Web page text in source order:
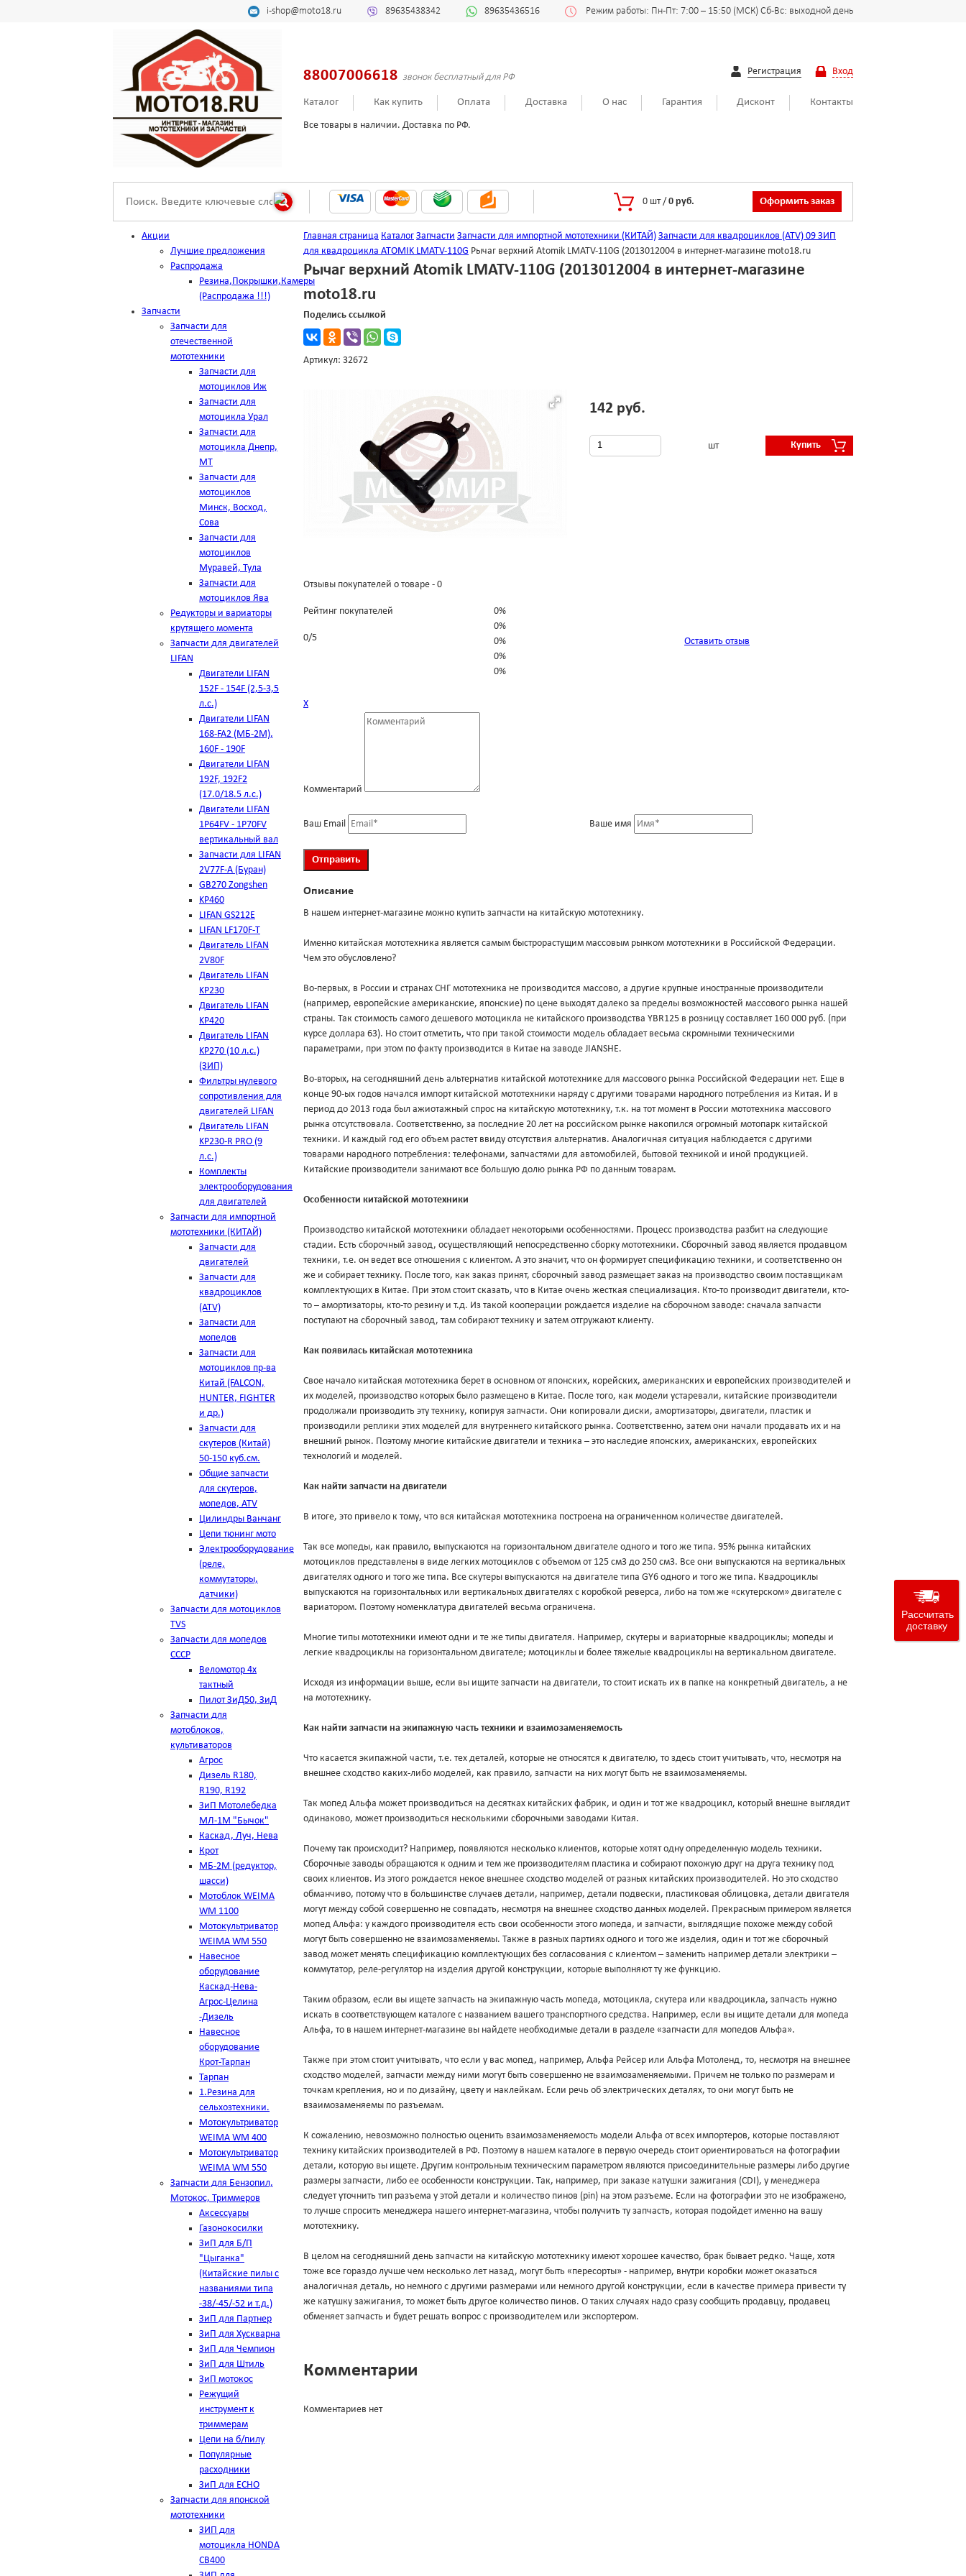
i-shop@moto18.ru 89635438342 89635436516 Режим работы: Пн-Пт: 7:00 – 15:50 (МСК) Сб-Вс: выходной день
88007006618 звонок бесплатный для РФ
Регистрация Вход
Каталог Как купить Оплата Доставка О нас Гарантия Дисконт Контакты
Все товары в наличии. Доставка по РФ.
0 шт / 0 руб. Оформить заказ
Акции
Лучшие предложения
Распродажа
Резина,Покрышки,Камеры
(Распродажа !!!)
Запчасти
Запчасти для
отечественной
мототехники
Запчасти для
мотоциклов Иж
Запчасти для
мотоцикла Урал
Запчасти для
мотоцикла Днепр,
МТ
Запчасти для
мотоциклов
Минск, Восход,
Сова
Запчасти для
мотоциклов
Муравей, Тула
Запчасти для
мотоциклов Ява
Редукторы и вариаторы
крутящего момента
Запчасти для двигателей
LIFAN
Двигатели LIFAN
152F - 154F (2,5-3,5
л.с.)
Двигатели LIFAN
168-FA2 (МБ-2М),
160F - 190F
Двигатели LIFAN
192F, 192F2
(17.0/18.5 л.с.)
Двигатели LIFAN
1Р64FV - 1Р70FV
вертикальный вал
Запчасти для LIFAN
2V77F-A (Буран)
GB270 Zongshen
KP460
LIFAN GS212E
LIFAN LF170F-T
Двигатель LIFAN
2V80F
Двигатель LIFAN
KP230
Двигатель LIFAN
KP420
Двигатель LIFAN
KP270 (10 л.с.)
(ЗИП)
Фильтры нулевого
сопротивления для
двигателей LIFAN
Двигатель LIFAN
KP230-R PRO (9
л.с.)
Комплекты
электрооборудования
для двигателей
Запчасти для импортной
мототехники (КИТАЙ)
Запчасти для
двигателей
Запчасти для
квадроциклов
(ATV)
Запчасти для
мопедов
Запчасти для
мотоциклов пр-ва
Китай (FALCON,
HUNTER, FIGHTER
и др.)
Запчасти для
скутеров (Китай)
50-150 куб.см.
Общие запчасти
для скутеров,
мопедов, ATV
Цилиндры Ванчанг
Цепи тюнинг мото
Электрооборудование
(реле,
коммутаторы,
датчики)
Запчасти для мотоциклов
TVS
Запчасти для мопедов
СССР
Веломотор 4х
тактный
Пилот ЗиД50, ЗиД
Запчасти для
мотоблоков,
культиваторов
Агрос
Дизель R180,
R190, R192
ЗиП Мотолебедка
МЛ-1М "Бычок"
Каскад, Луч, Нева
Крот
МБ-2М (редуктор,
шасси)
Мотоблок WEIMA
WM 1100
Мотокультриватор
WEIMA WM 550
Навесное
оборудование
Каскад-Нева-
Агрос-Целина
-Дизель
Навесное
оборудование
Крот-Тарпан
Тарпан
1.Резина для
сельхозтехники.
Мотокультриватор
WEIMA WM 400
Мотокультриватор
WEIMA WM 550
Запчасти для Бензопил,
Мотокос, Триммеров
Аксессуары
Газонокосилки
ЗиП для Б/П
"Цыганка"
(Китайские пилы с
названиями типа
-38/-45/-52 и т.д.)
ЗиП для Партнер
ЗиП для Хускварна
ЗиП для Чемпион
ЗиП для Штиль
ЗиП мотокос
Режущий
инструмент к
триммерам
Цепи на б/пилу
Популярные
расходники
ЗиП для ЕСНО
Запчасти для японской
мототехники
ЗИП для
мотоцикла HONDA
CB400
Главная страница Каталог Запчасти Запчасти для импортной мототехники (КИТАЙ) Запчасти для квадроциклов (ATV) 09 ЗИП
для квадроцикла ATOMIK LMATV-110G Рычаг верхний Atomik LMATV-110G (2013012004 в интернет-магазине moto18.ru
Рычаг верхний Atomik LMATV-110G (2013012004 в интернет-магазине
moto18.ru
Поделись ссылкой
Артикул: 32672
142 руб.
шт Купить
Отзывы покупателей о товаре - 0
Рейтинг покупателей
0/5
0%
0%
0%
0%
0%
Оставить отзыв
Х
Комментарий
Ваш Email Ваше имя
Описание
В нашем интернет-магазине можно купить запчасти на китайскую мототехнику.
Именно китайская мототехника является самым быстрорастущим массовым рынком мототехники в Российской Федерации.
Чем это обусловлено?
Во-первых, в России и странах СНГ мототехника не производится массово, а другие крупные иностранные производители
(например, европейские американские, японские) по цене выходят далеко за пределы возможностей массового рынка нашей
страны. Так стоимость самого дешевого мотоцикла не китайского производства YBR125 в розницу составляет 160 000 руб. (при
курсе доллара 63). Но стоит отметить, что при такой стоимости модель обладает весьма скромными техническими
параметрами, при этом по факту производится в Китае на заводе JIANSHE.
Во-вторых, на сегодняшний день альтернатив китайской мототехнике для массового рынка Российской Федерации нет. Еще в
конце 90-ых годов начался импорт китайской мототехники наряду с другими товарами народного потребления из Китая. И в
период до 2013 года был ажиотажный спрос на китайскую мототехнику, т.к. на тот момент в России мототехника массового
рынка отсутствовала. Соответственно, за последние 20 лет на российском рынке накопился огромный мотопарк китайской
техники. И каждый год его объем растет ввиду отсутствия альтернатив. Аналогичная ситуация наблюдается с другими
товарами народного потребления: телефонами, запчастями для автомобилей, бытовой техникой и иной продукцией.
Китайские производители занимают все большую долю рынка РФ по данным товарам.
Особенности китайской мототехники
Производство китайской мототехники обладает некоторыми особенностями. Процесс производства разбит на следующие
стадии. Есть сборочный завод, осуществляющий непосредственно сборку мототехники. Сборочный завод является продавцом
техники, т.е. он ведет все отношения с клиентом. А это значит, что он формирует спецификацию техники, и соответственно он
же и собирает технику. После того, как заказ принят, сборочный завод размещает заказ на производство своим поставщикам
комплектующих в Китае. При этом стоит сказать, что в Китае очень жесткая специализация. Кто-то производит двигатели, кто-
то – амортизаторы, кто-то резину и т.д. Из такой кооперации рождается изделие на сборочном заводе: сначала запчасти
поступают на сборочный завод, там собирают технику и затем отгружают клиенту.
Как появилась китайская мототехника
Свое начало китайская мототехника берет в основном от японских, корейских, американских и европейских производителей и
их моделей, производство которых было размещено в Китае. После того, как модели устаревали, китайские производители
продолжали производить эту технику, копируя запчасти. Они копировали диски, амортизаторы, двигатели, пластик и
производили реплики этих моделей для внутреннего китайского рынка. Соответственно, затем они начали продавать их и на
внешний рынок. Поэтому многие китайские двигатели и техника – это наследие японских, американских, европейских
технологий и моделей.
Как найти запчасти на двигатели
В итоге, это привело к тому, что вся китайская мототехника построена на ограниченном количестве двигателей.
Так все мопеды, как правило, выпускаются на горизонтальном двигателе одного и того же типа. 95% рынка китайских
мотоциклов представлены в виде легких мотоциклов с объемом от 125 см3 до 250 см3. Все они выпускаются на вертикальных
двигателях одного и того же типа. Все скутеры выпускаются на двигателе типа GY6 одного и того же типа. Квадроциклы
выпускаются на горизонтальных или вертикальных двигателях с коробкой реверса, либо на том же «скутерском» двигателе с
вариатором. Поэтому номенклатура двигателей весьма ограничена.
Многие типы мототехники имеют одни и те же типы двигателя. Например, скутеры и вариаторные квадроциклы; мопеды и
легкие квадроциклы на горизонтальном двигателе; мотоциклы и более тяжелые квадроциклы на вертикальном двигателе.
Исходя из информации выше, если вы ищите запчасти на двигатели, то стоит искать их в папке на конкретный двигатель, а не
на мототехнику.
Как найти запчасти на экипажную часть техники и взаимозаменяемость
Что касается экипажной части, т.е. тех деталей, которые не относятся к двигателю, то здесь стоит учитывать, что, несмотря на
внешнее сходство каких-либо моделей, как правило, запчасти на них могут быть не взаимозаменяемы.
Так мопед Альфа может производиться на десятках китайских фабрик, и один и тот же квадроцикл, который внешне выглядит
одинаково, может производиться несколькими сборочными заводами Китая.
Почему так происходит? Например, появляются несколько клиентов, которые хотят одну определенную модель техники.
Сборочные заводы обращаются к одним и тем же производителям пластика и собирают похожую друг на друга технику под
своих клиентов. Из этого рождается некое внешнее сходство моделей от разных китайских производителей. Но это сходство
обманчиво, потому что в большинстве случаев детали, например, детали подвески, пластиковая облицовка, детали двигателя
могут между собой совершенно не совпадать, несмотря на внешнее сходство данных моделей. Прекрасным примером является
мопед Альфа: у каждого производителя есть свои особенности этого мопеда, и запчасти, выглядящие похоже между собой
могут быть совершенно не взаимозаменяемы. Также в разных партиях одного и того же изделия, один и тот же сборочный
завод может менять спецификацию комплектующих без согласования с клиентом – заменить например детали электрики –
коммутатор, реле-регулятор на изделия другой конструкции, которые выполняют ту же функцию.
Таким образом, если вы ищете запчасть на экипажную часть мопеда, мотоцикла, скутера или квадроцикла, запчасть нужно
искать в соответствующем каталоге с названием вашего транспортного средства. Например, если вы ищите детали для мопеда
Альфа, то в нашем интернет-магазине вы найдете необходимые детали в разделе «запчасти для мопедов Альфа».
Также при этом стоит учитывать, что если у вас мопед, например, Альфа Рейсер или Альфа Мотоленд, то, несмотря на внешнее
сходство моделей, запчасти между ними могут быть совершенно не взаимозаменяемыми. Причем не только по размерам и
точкам крепления, но и по дизайну, цвету и наклейкам. Если речь об электрических деталях, то они могут быть не
взаимозаменяемы по разъемам.
К сожалению, невозможно полностью оценить взаимозаменяемость модели Альфа от всех импортеров, которые поставляют
технику китайских производителей в РФ. Поэтому в нашем каталоге в первую очередь стоит ориентироваться на фотографии
детали, которую вы ищете. Другим контрольным техническим параметром являются присоединительные размеры либо другие
размеры запчасти, либо ее особенности конструкции. Так, например, при заказе катушки зажигания (CDI), у менеджера
следует уточнить тип разъема у этой детали и количество пинов (pin) на этом разъеме. Если на фотографии это не изображено,
то лучше спросить менеджера нашего интернет-магазина, чтобы получить ту запчасть, которая подойдет именно на вашу
мототехнику.
В целом на сегодняшний день запчасти на китайскую мототехнику имеют хорошее качество, брак бывает редко. Чаще, хотя
тоже все гораздо лучше чем несколько лет назад, могут быть «пересорты» - например, внутри коробки может оказаться
аналогичная деталь, но немного с другими размерами или немного другой конструкции, если в качестве примера привести ту
же катушку зажигания, то может быть другое количество пинов. О таких случаях надо сразу сообщить продавцу, продавец
обменяет запчасть и будет решать вопрос с производителем или экспортером.
Комментарии
Комментариев нет
Рассчитать
доставку